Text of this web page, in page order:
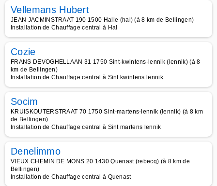
Vellemans Hubert
JEAN JACMINSTRAAT 190 1500 Halle (hal) (à 8 km de Bellingen)
Installation de Chauffage central à Hal
Cozie
FRANS DEVOGHELLAAN 31 1750 Sint-kwintens-lennik (lennik) (à 8
km de Bellingen)
Installation de Chauffage central à Sint kwintens lennik
Socim
KRUISKOUTERSTRAAT 70 1750 Sint-martens-lennik (lennik) (à 8 km
de Bellingen)
Installation de Chauffage central à Sint martens lennik
Denelimmo
VIEUX CHEMIN DE MONS 20 1430 Quenast (rebecq) (à 8 km de
Bellingen)
Installation de Chauffage central à Quenast